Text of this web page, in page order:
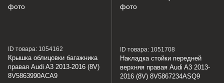
ID товара: 1054162
Крышка облицовки багажника
правая Audi A3 2013-2016 (8V)
8V5863990ACA9
ID товара: 1051708
Накладка стойки передней
верхняя правая Audi A3 2013-
2016 (8V) 8V5867234ASQ9